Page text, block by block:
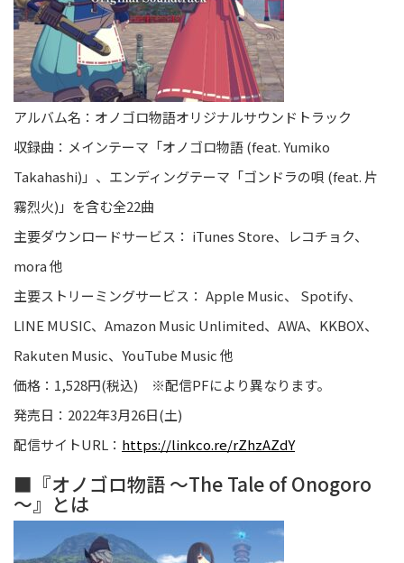
アルバム名：オノゴロ物語オリジナルサウンドトラック
収録曲：メインテーマ「オノゴロ物語 (feat. Yumiko
Takahashi)」、エンディングテーマ「ゴンドラの唄 (feat. 片
霧烈火)」を含む全22曲
主要ダウンロードサービス： iTunes Store、レコチョク、
mora 他
主要ストリーミングサービス： Apple Music、 Spotify、
LINE MUSIC、Amazon Music Unlimited、AWA、KKBOX、
Rakuten Music、YouTube Music 他
価格：1,528円(税込) ※配信PFにより異なります。
発売日：2022年3月26日(土)
配信サイトURL： https://linkco.re/rZhzAZdY
■『オノゴロ物語 ～The Tale of Onogoro
～』とは